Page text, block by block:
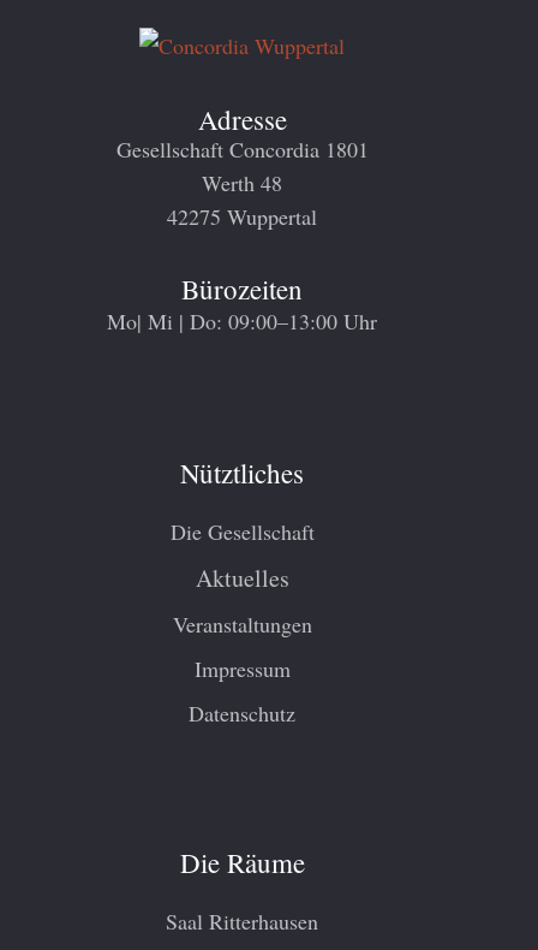
Adresse
Gesellschaft Concordia 1801
Werth 48
42275 Wuppertal
Bürozeiten
Mo| Mi | Do: 09:00–13:00 Uhr
Nütztliches
Die Gesellschaft
Aktuelles
Veranstaltungen
Impressum
Datenschutz
Die Räume
Saal Ritterhausen